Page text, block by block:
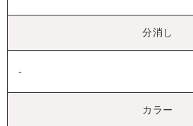
分消し
-
カラー